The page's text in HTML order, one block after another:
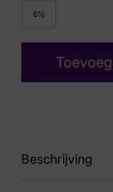
6½
Beschrijving